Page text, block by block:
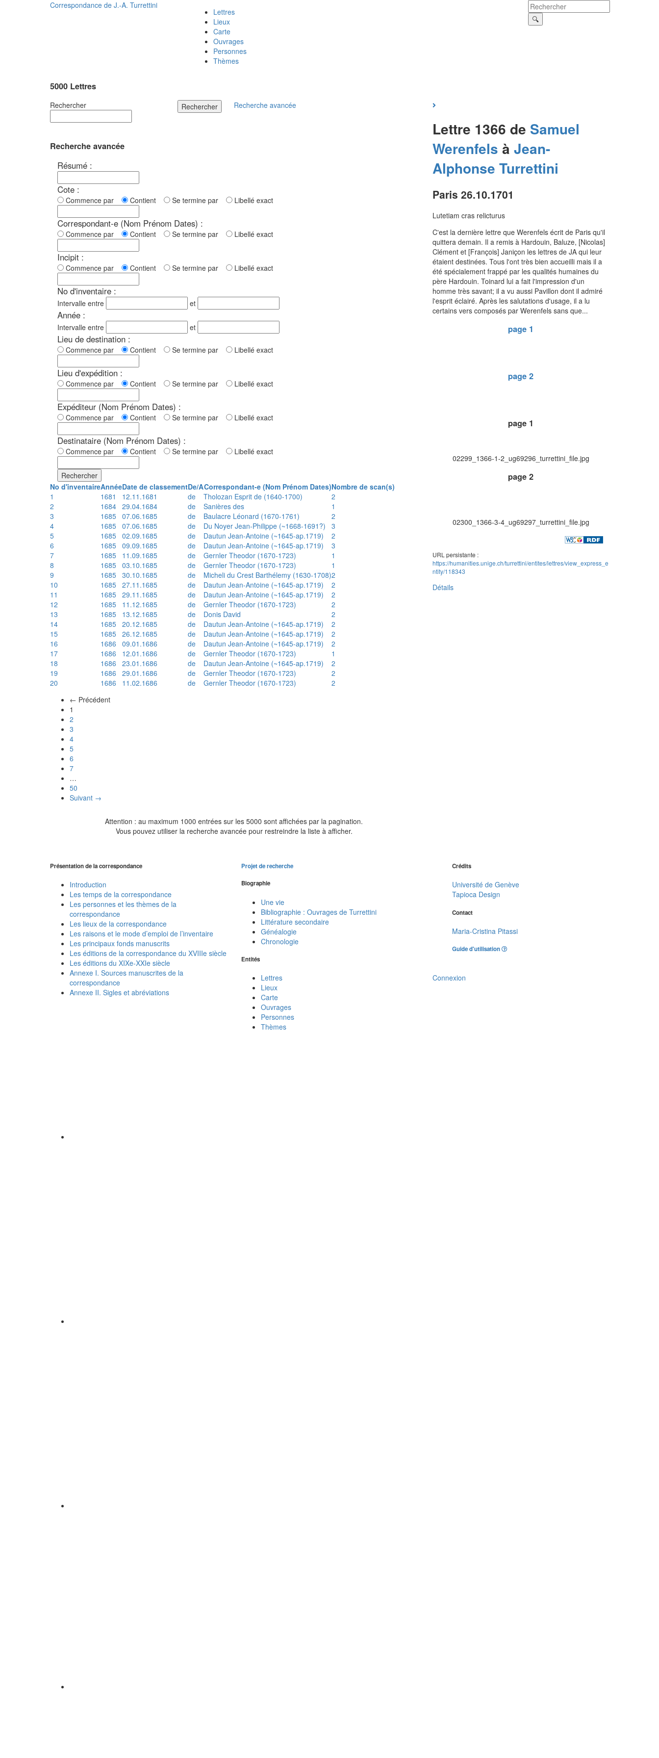
Correspondance de J.-A. Turrettini
Lettres
Lieux
Carte
Ouvrages
Personnes
Thèmes
5000 Lettres
Rechercher Rechercher Recherche avancée
Recherche avancée
Résumé :
Cote :
Commence par Contient Se termine par Libellé exact
Correspondant-e (Nom Prénom Dates) :
Commence par Contient Se termine par Libellé exact
Incipit :
Commence par Contient Se termine par Libellé exact
No d'inventaire :
Intervalle entre et
Année :
Intervalle entre et
Lieu de destination :
Commence par Contient Se termine par Libellé exact
Lieu d'expédition :
Commence par Contient Se termine par Libellé exact
Expéditeur (Nom Prénom Dates) :
Commence par Contient Se termine par Libellé exact
Destinataire (Nom Prénom Dates) :
Commence par Contient Se termine par Libellé exact
Rechercher
No d'inventaireAnnéeDate de classementDe/ACorrespondant-e (Nom Prénom Dates)Nombre de scan(s)
1
1681 12.11.1681 de Tholozan Esprit de (1640-1700)
2
2
1684 29.04.1684 de Sanières des
1
3
1685 07.06.1685 de Baulacre Léonard (1670-1761)
2
4
1685 07.06.1685 de Du Noyer Jean-Philippe (~1668-1691?)
3
5
1685 02.09.1685 de Dautun Jean-Antoine (~1645-ap.1719)
2
6
1685 09.09.1685 de Dautun Jean-Antoine (~1645-ap.1719)
3
7
1685 11.09.1685 de Gernler Theodor (1670-1723)
1
8
1685 03.10.1685 de Gernler Theodor (1670-1723)
1
9
1685 30.10.1685 de Micheli du Crest Barthélemy (1630-1708)2
10
1685 27.11.1685 de Dautun Jean-Antoine (~1645-ap.1719)
2
11
1685 29.11.1685 de Dautun Jean-Antoine (~1645-ap.1719)
2
12
1685 11.12.1685 de Gernler Theodor (1670-1723)
2
13
1685 13.12.1685 de Donis David
2
14
1685 20.12.1685 de Dautun Jean-Antoine (~1645-ap.1719)
2
15
1685 26.12.1685 de Dautun Jean-Antoine (~1645-ap.1719)
2
16
1686 09.01.1686 de Dautun Jean-Antoine (~1645-ap.1719)
2
17
1686 12.01.1686 de Gernler Theodor (1670-1723)
1
18
1686 23.01.1686 de Dautun Jean-Antoine (~1645-ap.1719)
2
19
1686 29.01.1686 de Gernler Theodor (1670-1723)
2
20
1686 11.02.1686 de Gernler Theodor (1670-1723)
2
← Précédent
1
2
3
4
5
6
7
…
50
Suivant →
Attention : au maximum 1000 entrées sur les 5000 sont affichées par la pagination.
Vous pouvez utiliser la recherche avancée pour restreindre la liste à afficher.
Lettre 1366 de Samuel
Werenfels à Jean-
Alphonse Turrettini
Paris 26.10.1701
Lutetiam cras relicturus
C'est la dernière lettre que Werenfels écrit de Paris qu'il
quittera demain. Il a remis à Hardouin, Baluze, [Nicolas]
Clément et [François] Janiçon les lettres de JA qui leur
étaient destinées. Tous l'ont très bien accueilli mais il a
été spécialement frappé par les qualités humaines du
père Hardouin. Toinard lui a fait l'impression d'un
homme très savant; il a vu aussi Pavillon dont il admiré
l'esprit éclairé. Après les salutations d'usage, il a lu
certains vers composés par Werenfels sans que...
page 1
page 2
page 1
02299_1366-1-2_ug69296_turrettini_file.jpg
page 2
02300_1366-3-4_ug69297_turrettini_file.jpg
URL persistante :
https://humanities.unige.ch/turrettini/entites/lettres/view_express_e
ntity/118343
Détails
Présentation de la correspondance
Introduction
Les temps de la correspondance
Les personnes et les thèmes de la
correspondance
Les lieux de la correspondance
Les raisons et le mode d’emploi de l’inventaire
Les principaux fonds manuscrits
Les éditions de la correspondance du XVIIIe siècle
Les éditions du XIXe-XXIe siècle
Annexe I. Sources manuscrites de la
correspondance
Annexe II. Sigles et abréviations
Projet de recherche
Biographie
Une vie
Bibliographie : Ouvrages de Turrettini
Littérature secondaire
Généalogie
Chronologie
Entités
Lettres
Lieux
Carte
Ouvrages
Personnes
Thèmes
Crédits
Université de Genève
Tapioca Design
Contact
Maria-Cristina Pitassi
Guide d'utilisation
Connexion